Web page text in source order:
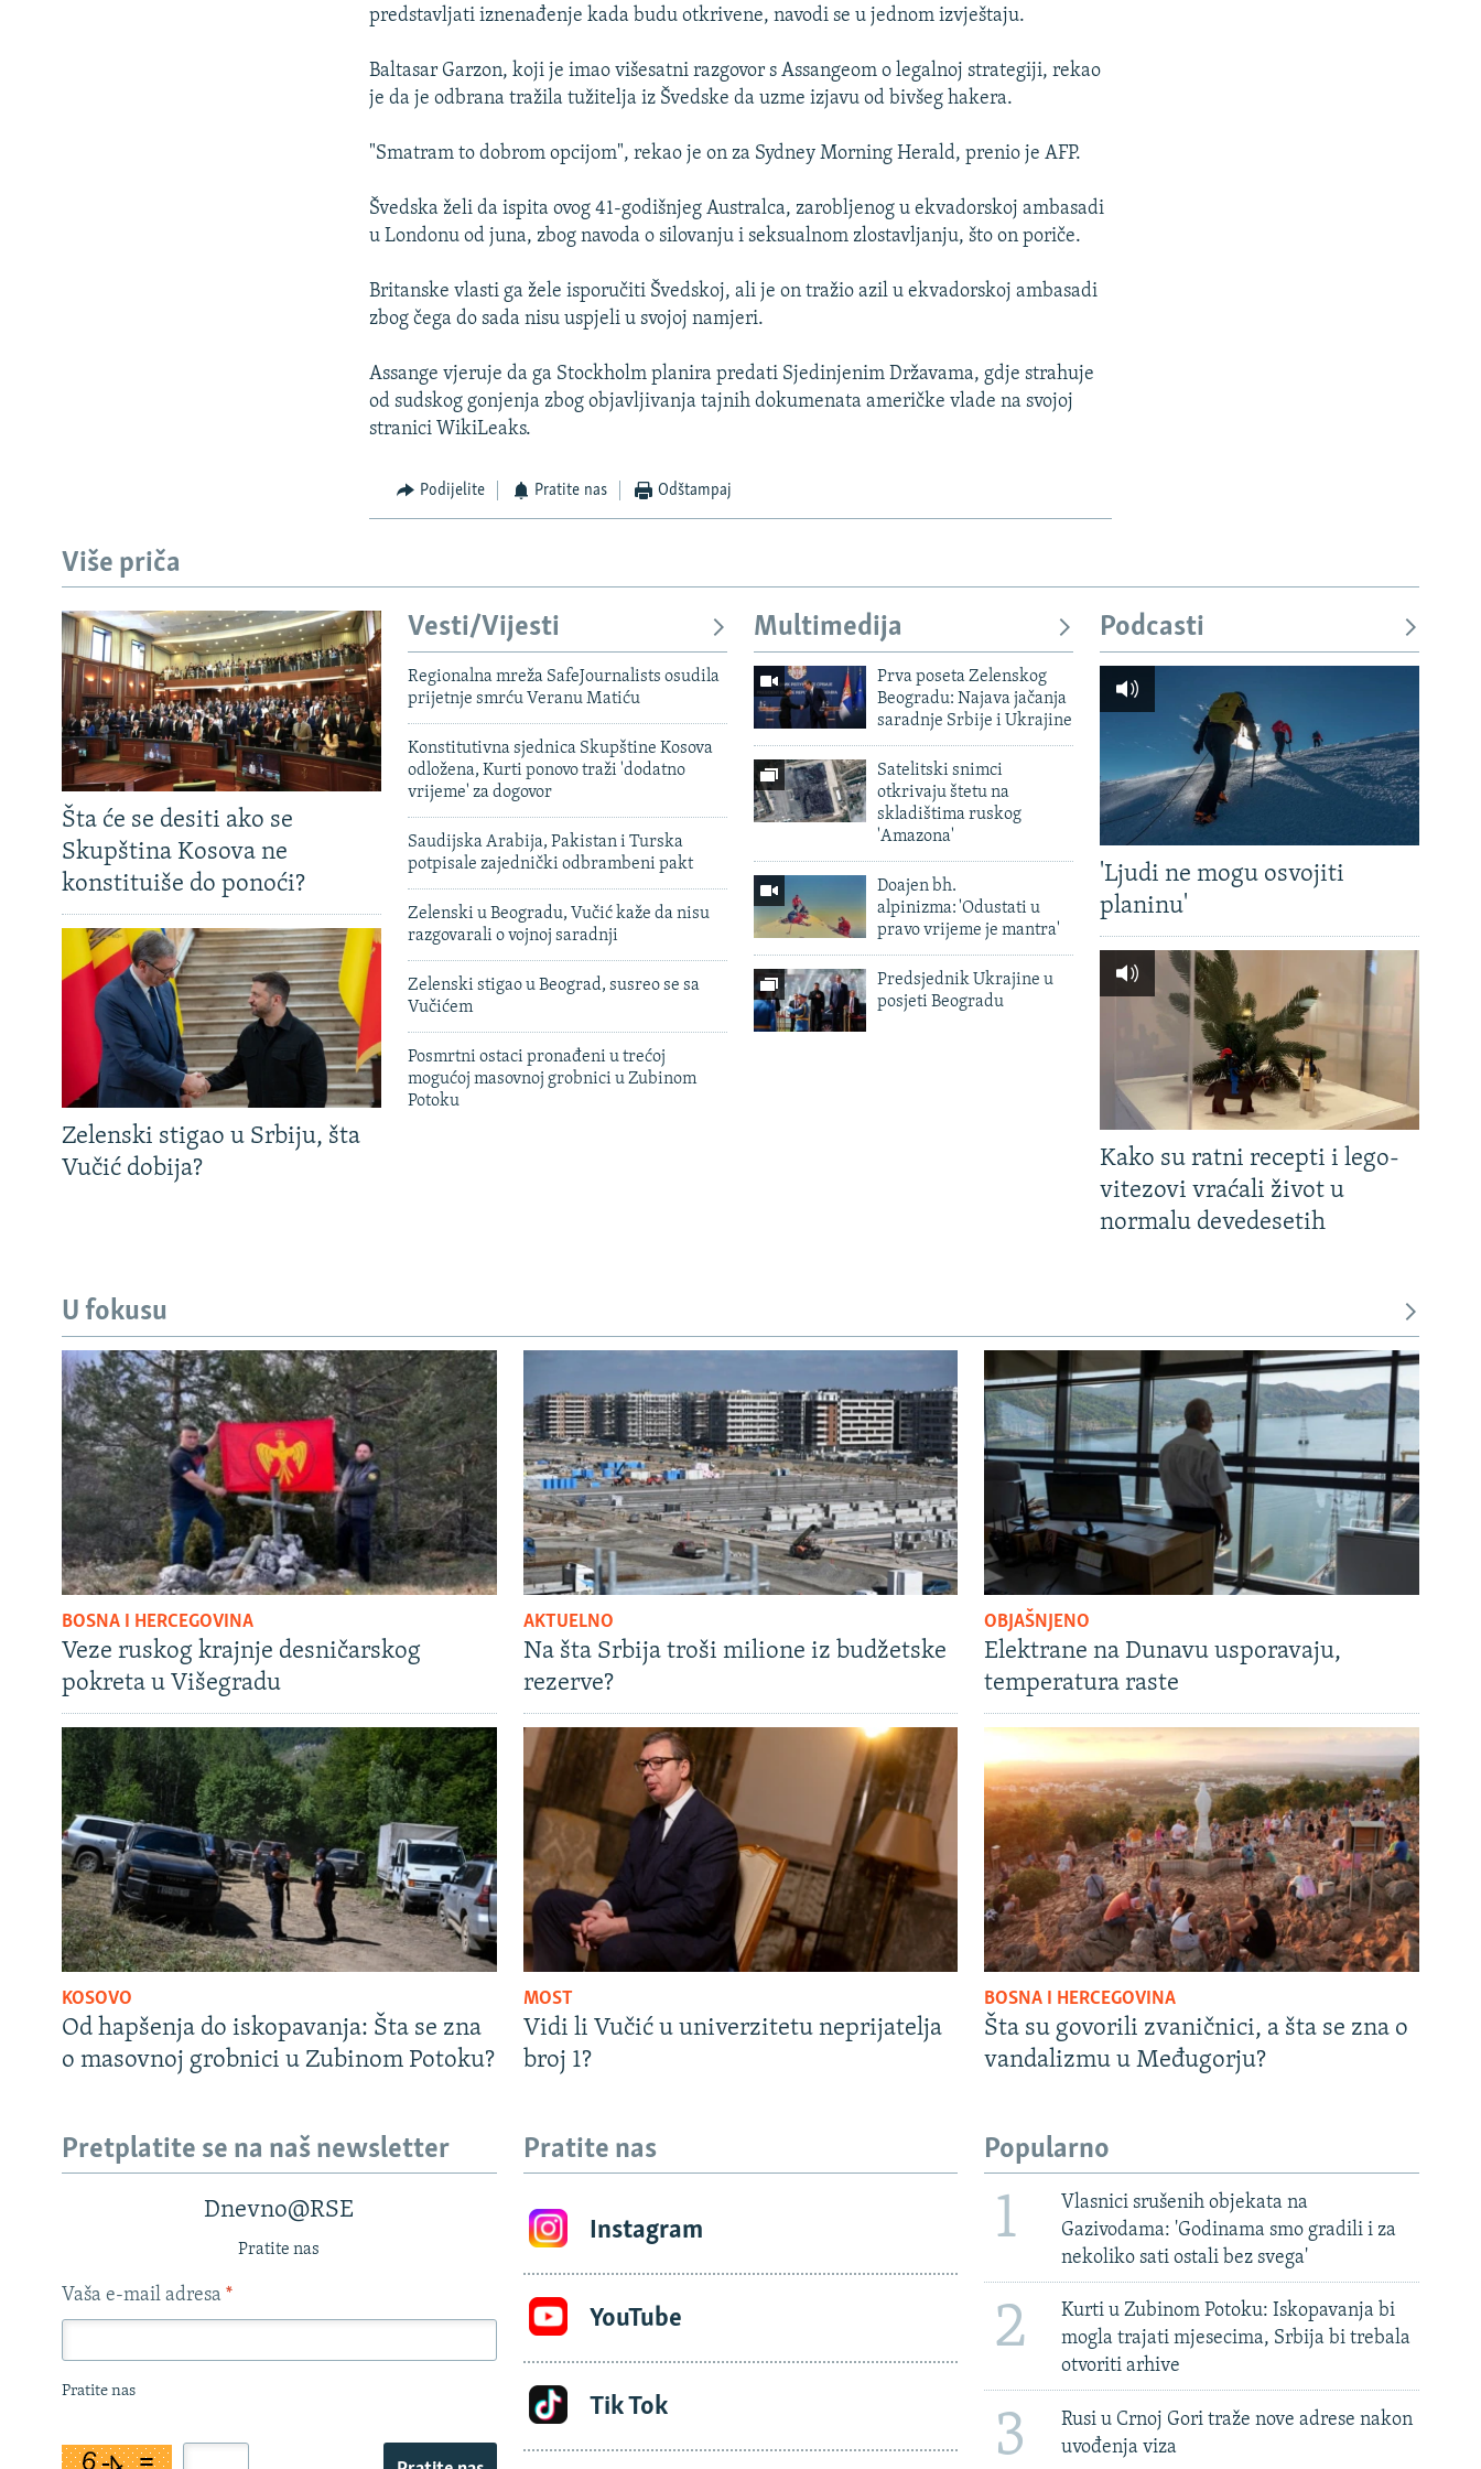
predstavljati iznenađenje kada budu otkrivene, navodi se u jednom izvještaju.
Baltasar Garzon, koji je imao višesatni razgovor s Assangeom o legalnoj strategiji, rekao
je da je odbrana tražila tužitelja iz Švedske da uzme izjavu od bivšeg hakera.
"Smatram to dobrom opcijom", rekao je on za Sydney Morning Herald, prenio je AFP.
Švedska želi da ispita ovog 41-godišnjeg Australca, zarobljenog u ekvadorskoj ambasadi
u Londonu od juna, zbog navoda o silovanju i seksualnom zlostavljanju, što on poriče.
Britanske vlasti ga žele isporučiti Švedskoj, ali je on tražio azil u ekvadorskoj ambasadi
zbog čega do sada nisu uspjeli u svojoj namjeri.
Assange vjeruje da ga Stockholm planira predati Sjedinjenim Državama, gdje strahuje
od sudskog gonjenja zbog objavljivanja tajnih dokumenata američke vlade na svojoj
stranici WikiLeaks.
Podijelite Pratite nas Odštampaj
Više priča
Šta će se desiti ako se
Skupština Kosova ne
konstituiše do ponoći?
Zelenski stigao u Srbiju, šta
Vučić dobija?
Vesti/Vijesti
Regionalna mreža SafeJournalists osudila
prijetnje smrću Veranu Matiću
Konstitutivna sjednica Skupštine Kosova
odložena, Kurti ponovo traži 'dodatno
vrijeme' za dogovor
Saudijska Arabija, Pakistan i Turska
potpisale zajednički odbrambeni pakt
Zelenski u Beogradu, Vučić kaže da nisu
razgovarali o vojnoj saradnji
Zelenski stigao u Beograd, susreo se sa
Vučićem
Posmrtni ostaci pronađeni u trećoj
mogućoj masovnoj grobnici u Zubinom
Potoku
Multimedija
Prva poseta Zelenskog
Beogradu: Najava jačanja
saradnje Srbije i Ukrajine
Satelitski snimci
otkrivaju štetu na
skladištima ruskog
'Amazona'
Doajen bh.
alpinizma: 'Odustati u
pravo vrijeme je mantra'
Predsjednik Ukrajine u
posjeti Beogradu
Podcasti
'Ljudi ne mogu osvojiti
planinu'
Kako su ratni recepti i lego-
vitezovi vraćali život u
normalu devedesetih
U fokusu
BOSNA I HERCEGOVINA
Veze ruskog krajnje desničarskog
pokreta u Višegradu
AKTUELNO
Na šta Srbija troši milione iz budžetske
rezerve?
OBJAŠNJENO
Elektrane na Dunavu usporavaju,
temperatura raste
KOSOVO
Od hapšenja do iskopavanja: Šta se zna
o masovnoj grobnici u Zubinom Potoku?
MOST
Vidi li Vučić u univerzitetu neprijatelja
broj 1?
BOSNA I HERCEGOVINA
Šta su govorili zvaničnici, a šta se zna o
vandalizmu u Međugorju?
Pretplatite se na naš newsletter
Dnevno@RSE
Pratite nas
Vaša e-mail adresa *
Pratite nas
Pratite nas
Instagram
YouTube
Tik Tok
Popularno
1
Vlasnici srušenih objekata na
Gazivodama: 'Godinama smo gradili i za
nekoliko sati ostali bez svega'
2
Kurti u Zubinom Potoku: Iskopavanja bi
mogla trajati mjesecima, Srbija bi trebala
otvoriti arhive
3
Rusi u Crnoj Gori traže nove adrese nakon
uvođenja viza